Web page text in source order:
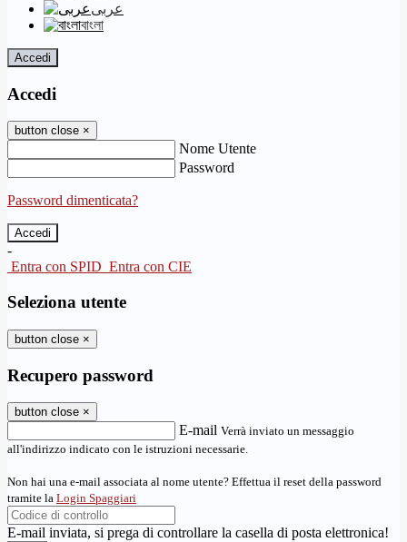
عربى
বাংলা
Accedi
Accedi
button close ×
Nome Utente
Password
Password dimenticata?
-
Entra con SPID Entra con CIE
Seleziona utente
button close ×
Recupero password
button close ×
E-mail Verrà inviato un messaggio
all'indirizzo indicato con le istruzioni necessarie.
Non hai una e-mail associata al nome utente? Effettua il reset della password
tramite la Login Spaggiari
E-mail inviata, si prega di controllare la casella di posta elettronica!